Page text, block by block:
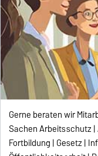
Gerne beraten wir
Sachen Arbeitsschutz
Fortbildung | Gesetz |